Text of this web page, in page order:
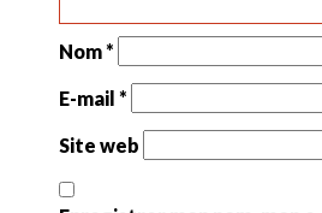
Nom*
E-mail*
Site web